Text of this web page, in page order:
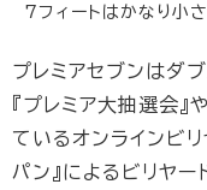
7フィートはかなり小
プレミアセブンはダ
『プレミア大抽選会』
ているオンラインビリ
パン』によるビリヤ